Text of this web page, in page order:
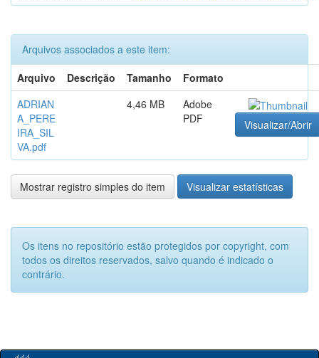
Arquivos associados a este item:
Arquivo
Descrição Tamanho
Formato
ADRIAN
A_PERE
IRA_SIL
VA.pdf
4,46 MB
Adobe
PDF
Visualizar/Abrir
Mostrar registro simples do item Visualizar estatísticas
Os itens no repositório estão protegidos por copyright, com
todos os direitos reservados, salvo quando é indicado o
contrário.